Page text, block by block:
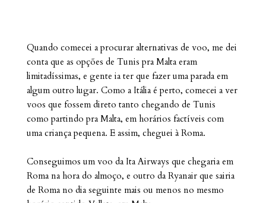
Quando comecei a procurar alternativas de voo, me dei
conta que as opções de Tunis pra Malta eram
limitadíssimas, e gente ia ter que fazer uma parada em
algum outro lugar. Como a Itália é perto, comecei a ver
voos que fossem direto tanto chegando de Tunis
como partindo pra Malta, em horários factíveis com
uma criança pequena. E assim, cheguei à Roma.
Conseguimos um voo da Ita Airways que chegaria em
Roma na hora do almoço, e outro da Ryanair que sairia
de Roma no dia seguinte mais ou menos no mesmo